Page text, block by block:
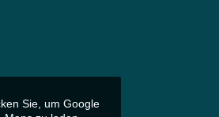
Sie, um Google